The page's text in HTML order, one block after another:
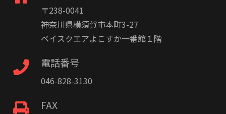
〒238-0041
神奈川県横須賀市本町3-27
ベイスクエアよこすか一番館１階
電話番号
046-828-3130
FAX